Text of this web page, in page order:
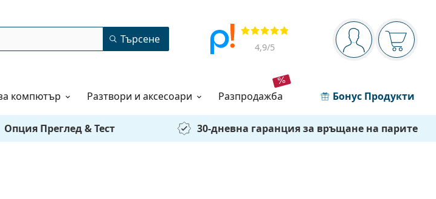
Navigation panel
Вие сте вписани
Прегледи
4,9/5
Търсене
компютър Разтвори и аксесоари разпродажба Бонус Продукти
Опция Преглед & Тест 30-дневна гаранция за връщане на парите